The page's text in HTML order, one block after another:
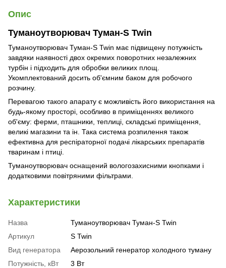
Опис
Туманоутворювач Туман-S Twin
Туманоутворювач Туман-S Twin має підвищену потужність
завдяки наявності двох окремих поворотних незалежних
турбін і підходить для обробки великих площ.
Укомплектований досить об'ємним баком для робочого
розчину.
Перевагою такого апарату є можливість його використання на
будь-якому просторі, особливо в приміщеннях великого
об'єму: ферми, пташники, теплиці, складські приміщення,
великі магазини та ін. Така система розпилення також
ефективна для респіраторної подачі лікарських препаратів
тваринам і птиці.
Туманоутворювач оснащений вологозахисними кнопками і
додатковими повітряними фільтрами.
Характеристики
Назва
Туманоутворювач Туман-S Twin
Артикул
S Twin
Вид генератора
Аерозольний генератор холодного туману
Потужність, кВт
3 Вт